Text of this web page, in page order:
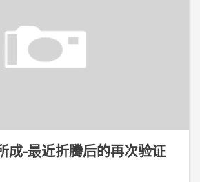
成-最近折腾后的再次验证